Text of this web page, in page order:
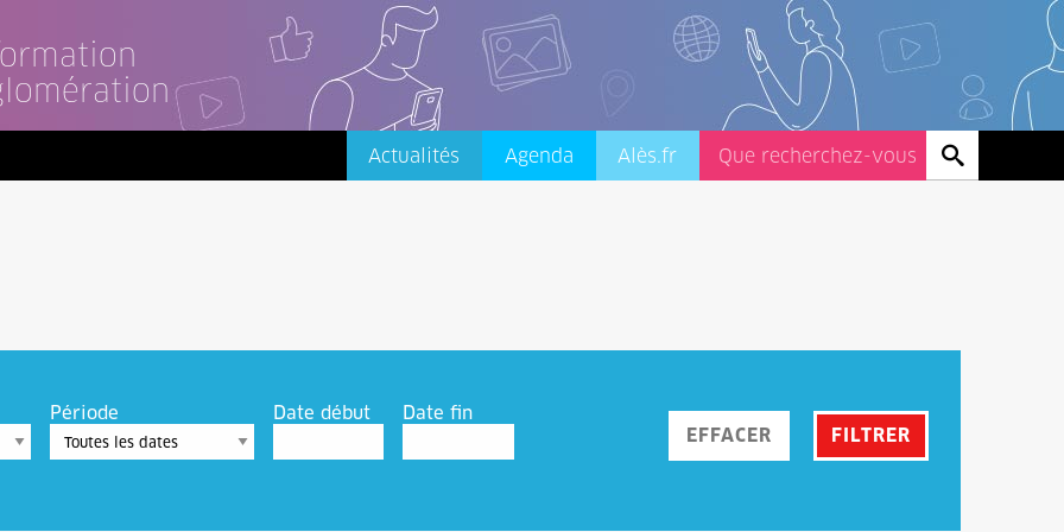
Actualités Agenda Alès.fr
Période Date début
Date fin
EFFACER
FILTRER